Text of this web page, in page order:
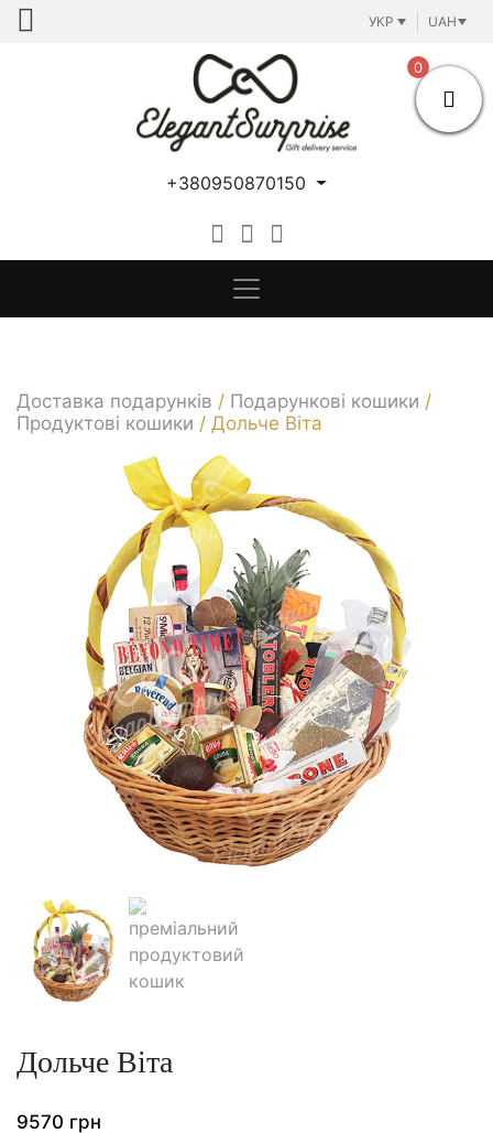
Skip
УКР UAH
+380950870150
Доставка подарунків / Подарункові кошики /
Продуктові кошики / Дольче Віта
Дольче Віта
9570 грн
0